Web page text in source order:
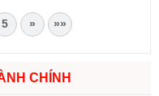
5 » »»
CHÍNH